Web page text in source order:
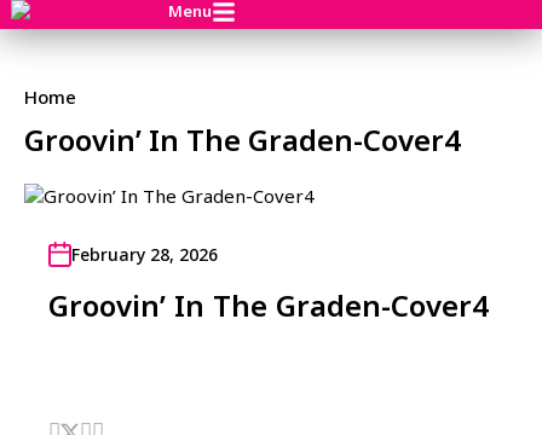
Menu
Home
Groovin’ In The Graden-Cover4
February 28, 2026
Groovin’ In The Graden-Cover4